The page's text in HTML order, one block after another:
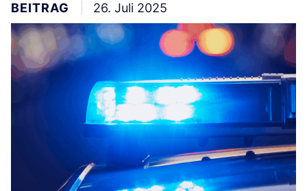
BEITRAG 26. Juli 2025